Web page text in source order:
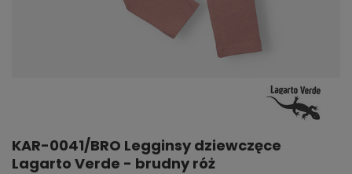
KAR-0041/BRO Legginsy dziewczęce
Lagarto Verde - brudny róż